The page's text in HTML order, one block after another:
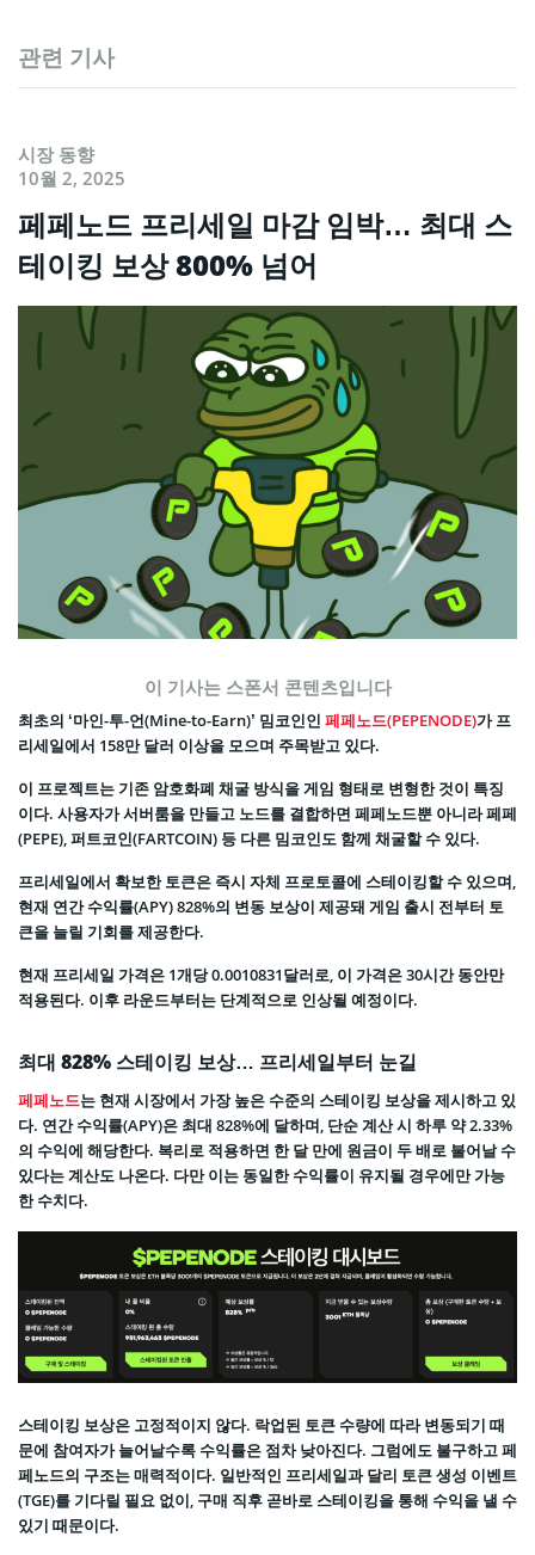
관련 기사
시장 동향
10월 2, 2025
페페노드 프리세일 마감 임박… 최대 스
테이킹 보상 800% 넘어
이 기사는 스폰서 콘텐츠입니다
최초의 ‘마인-투-언(Mine-to-Earn)’ 밈코인인 페페노드(PEPENODE)가 프
리세일에서 158만 달러 이상을 모으며 주목받고 있다.
이 프로젝트는 기존 암호화폐 채굴 방식을 게임 형태로 변형한 것이 특징
이다. 사용자가 서버룸을 만들고 노드를 결합하면 페페노드뿐 아니라 페페
(PEPE), 퍼트코인(FARTCOIN) 등 다른 밈코인도 함께 채굴할 수 있다.
프리세일에서 확보한 토큰은 즉시 자체 프로토콜에 스테이킹할 수 있으며,
현재 연간 수익률(APY) 828%의 변동 보상이 제공돼 게임 출시 전부터 토
큰을 늘릴 기회를 제공한다.
현재 프리세일 가격은 1개당 0.0010831달러로, 이 가격은 30시간 동안만
적용된다. 이후 라운드부터는 단계적으로 인상될 예정이다.
최대 828% 스테이킹 보상… 프리세일부터 눈길
페페노드는 현재 시장에서 가장 높은 수준의 스테이킹 보상을 제시하고 있
다. 연간 수익률(APY)은 최대 828%에 달하며, 단순 계산 시 하루 약 2.33%
의 수익에 해당한다. 복리로 적용하면 한 달 만에 원금이 두 배로 불어날 수
있다는 계산도 나온다. 다만 이는 동일한 수익률이 유지될 경우에만 가능
한 수치다.
스테이킹 보상은 고정적이지 않다. 락업된 토큰 수량에 따라 변동되기 때
문에 참여자가 늘어날수록 수익률은 점차 낮아진다. 그럼에도 불구하고 페
페노드의 구조는 매력적이다. 일반적인 프리세일과 달리 토큰 생성 이벤트
(TGE)를 기다릴 필요 없이, 구매 직후 곧바로 스테이킹을 통해 수익을 낼 수
있기 때문이다.